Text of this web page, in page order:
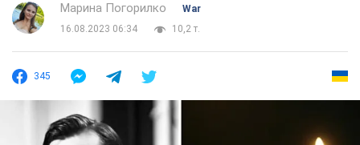
Марина Погорилко
War
16.08.2023 06:34
10,2 т.
345